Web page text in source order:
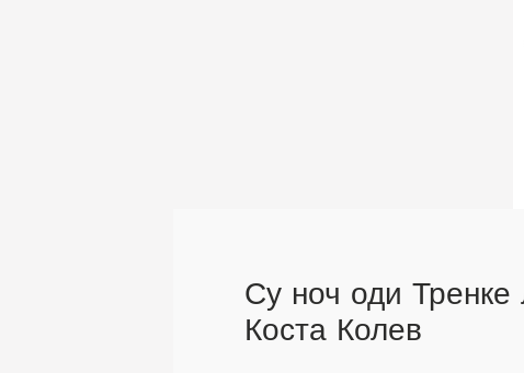
Су ноч оди Тренке
Коста Колев